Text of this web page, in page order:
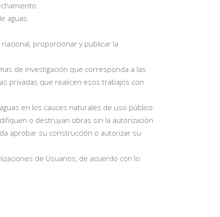
aguas.
proporcionar y publicar la
de investigación que corresponda a las
privadas que realicen esos trabajos con
en los cauces naturales de uso público
o destruyan obras sin la autorización
aprobar su construcción o autorizar su
de Usuarios, de acuerdo con lo